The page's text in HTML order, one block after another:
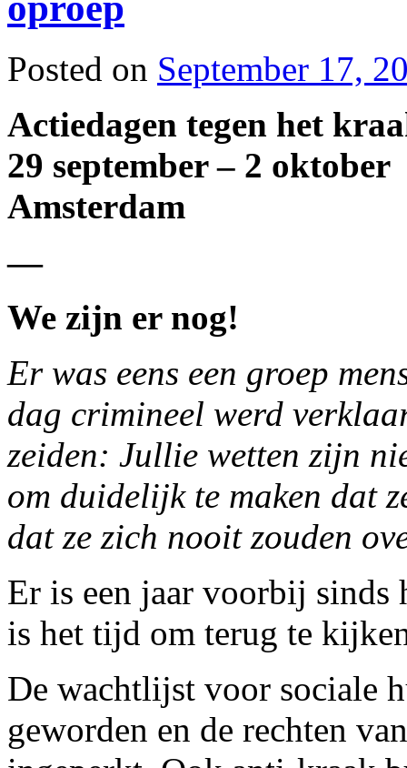
Posted on September 17,
Actiedagen tegen het
29 september – 2 oktober
Amsterdam
—
We zijn er nog!
Er was eens een groep
dag crimineel werd
zeiden: Jullie wetten zijn
om duidelijk te maken dat
dat ze zich nooit zouden
Er is een jaar voorbij sinds
is het tijd om terug te
De wachtlijst voor sociale
geworden en de rechten